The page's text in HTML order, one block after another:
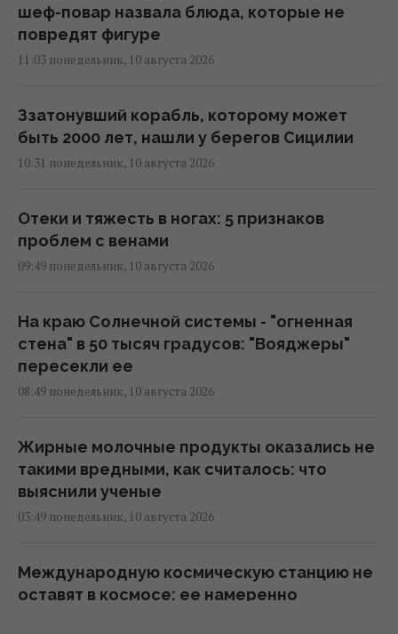
шеф-повар назвала блюда, которые не
повредят фигуре
11:03 понедельник, 10 августа 2026
Ззатонувший корабль, которому может
быть 2000 лет, нашли у берегов Сицилии
10:31 понедельник, 10 августа 2026
Отеки и тяжесть в ногах: 5 признаков
проблем с венами
09:49 понедельник, 10 августа 2026
На краю Солнечной системы - "огненная
стена" в 50 тысяч градусов: "Вояджеры"
пересекли ее
08:49 понедельник, 10 августа 2026
Жирные молочные продукты оказались не
такими вредными, как считалось: что
выяснили ученые
03:49 понедельник, 10 августа 2026
Международную космическую станцию не
оставят в космосе: ее намеренно